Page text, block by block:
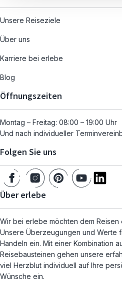
Unsere Reiseziele
Über uns
Karriere bei erlebe
Blog
Öffnungszeiten
Montag – Freitag: 08:00 – 19:00 Uhr
Und nach individueller
Folgen Sie uns
Über erlebe
Wir bei erlebe möchten dem
Unsere Überzeugungen und Werte
Handeln ein. Mit einer Kombination
Reisebausteinen gehen unsere
viel Herzblut individuell auf Ihre
Wünsche ein.